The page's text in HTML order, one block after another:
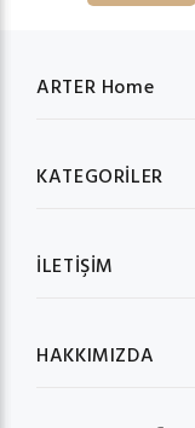
ARTER Home
KATEGORİLER
İLETİŞİM
HAKKIMIZDA